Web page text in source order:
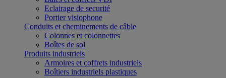
Eclairage de securité
Portier visiophone
Conduits et cheminements de câble
Colonnes et colonnettes
Boîtes de sol
Produits industriels
Armoires et coffrets industriels
Boîtiers industriels plastiques